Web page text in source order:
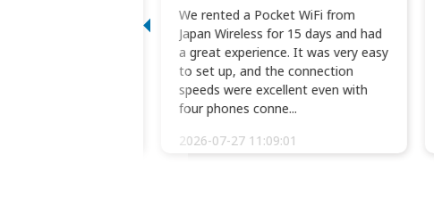
We rented a Pocket WiFi from
Japan Wireless for 15 days and had
a great experience. It was very easy
to set up, and the connection
speeds were excellent even with
four phones conne...
2026-07-27 11:09:01